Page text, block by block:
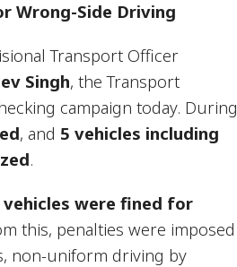
Wrong-Side Driving
Transport Officer
Singh, the Transport
campaign today. During
, and 5 vehicles including
.
vehicles were fined for
this, penalties were imposed
non-uniform driving by